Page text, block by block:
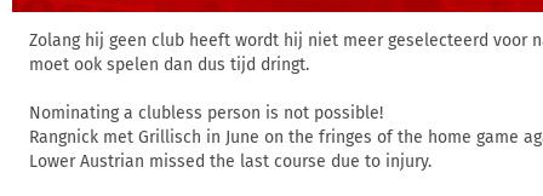
Zolang hij geen club heeft wordt hij niet meer geselecteerd voor
moet ook spelen dan dus tijd dringt.
Nominating a clubless person is not possible!
Rangnick met Grillisch in June on the fringes of the home game
Lower Austrian missed the last course due to injury.